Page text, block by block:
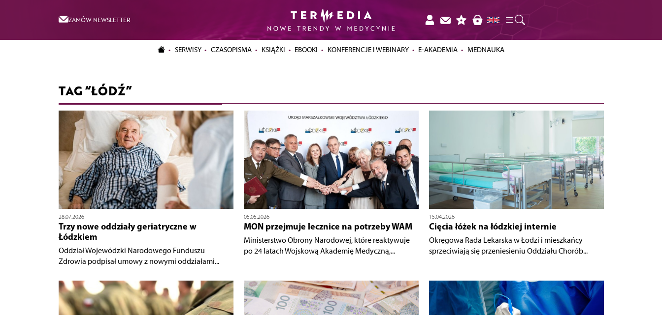
ZAMÓW NEWSLETTER
SERWISY CZASOPISMA KSIĄŻKI EBOOKI KONFERENCJE I WEBINARY E-AKADEMIA MEDNAUKA
TAG “ŁÓDŹ”
28.07.2026
Trzy nowe oddziały geriatryczne w
Łódzkiem
Oddział Wojewódzki Narodowego Funduszu
Zdrowia podpisał umowy z nowymi oddziałami...
05.05.2026
MON przejmuje lecznice na potrzeby WAM
Ministerstwo Obrony Narodowej, które reaktywuje
po 24 latach Wojskową Akademię Medyczną,...
15.04.2026
Cięcia łóżek na łódzkiej internie
Okręgowa Rada Lekarska w Łodzi i mieszkańcy
sprzeciwiają się przeniesieniu Oddziału Chorób...